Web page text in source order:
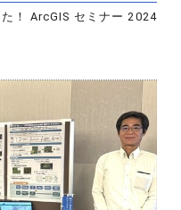
！ ArcGIS セミナー 2024